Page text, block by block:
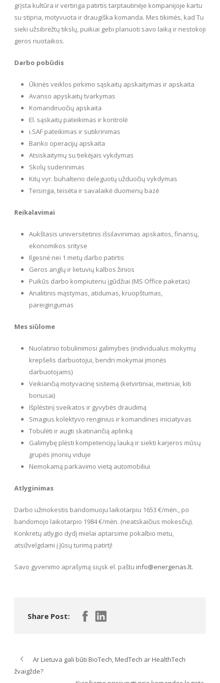
grįsta kultūra ir vertinga patirtis tarptautinėje kompanijoje kartu
su stipria, motyvuota ir draugiška komanda. Mes tikimės, kad Tu
sieki užsibrėžtų tikslų, puikiai gebi planuoti savo laiką ir nestokoji
geros nuotaikos.
Darbo pobūdis
Ūkinės veiklos pirkimo sąskaitų apskaitymas ir apskaita
Avanso apyskaitų tvarkymas
Komandiruočių apskaita
El. sąskaitų pateikimas ir kontrolė
i.SAF pateikimas ir sutikrinimas
Banko operacijų apskaita
Atsiskaitymų su tiekėjais vykdymas
Skolų suderinimas
Kitų vyr. buhalterio deleguotų užduočių vykdymas
Teisinga, teisėta ir savalaikė duomenų bazė
Reikalavimai
Aukštasis universitetinis išsilavinimas apskaitos, finansų,
ekonomikos srityse
Ilgesnė nei 1 metų darbo patirtis
Geros anglų ir lietuvių kalbos žinios
Puikūs darbo kompiuteriu įgūdžiai (MS Office paketas)
Analitinis mąstymas, atidumas, kruopštumas,
pareigingumas
Mes siūlome
Nuolatinio tobulinimosi galimybes (individualus mokymų
krepšelis darbuotojui, bendri mokymai įmonės
darbuotojams)
Veikiančią motyvacinę sistemą (ketvirtiniai, metiniai, kiti
bonusai)
Išplėstinį sveikatos ir gyvybės draudimą
Smagius kolektyvo renginius ir komandines iniciatyvas
Tobulėti ir augti skatinančią aplinką
Galimybę plėsti kompetencijų lauką ir siekti karjeros mūsų
grupės įmonių viduje
Nemokamą parkavimo vietą automobiliui
Atlyginimas
Darbo užmokestis bandomuoju laikotarpiu 1653 €/mėn., po
bandomojo laikotarpio 1984 €/mėn. (neatskaičius mokesčių).
Konkretų atlygio dydį mielai aptarsime pokalbio metu,
atsižvelgdami į Jūsų turimą patirtį!
Savo gyvenimo aprašymą siųsk el. paštu info@energenas.lt.
Share Post:
Ar Lietuva gali būti BioTech, MedTech ar HealthTech
žvaigžde?